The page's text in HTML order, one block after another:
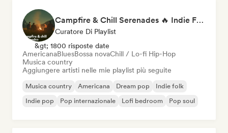
Campfire & Chill Serenades 🔥 Indie Folk, Acoustic & Singer-Songwriter
Curatore Di Playlist
&gt; 1800 risposte date
AmericanaBluesBossa novaChill / Lo-fi Hip-Hop
Musica country
Aggiungere artisti nelle mie playlist più seguite
Musica country Americana Dream pop
Indie folk
Indie pop
Pop internazionale Lofi bedroom Pop soul